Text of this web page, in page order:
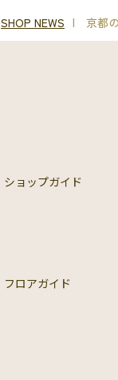
SHOP NEWS 京都
ショップガイド
フロアガイド